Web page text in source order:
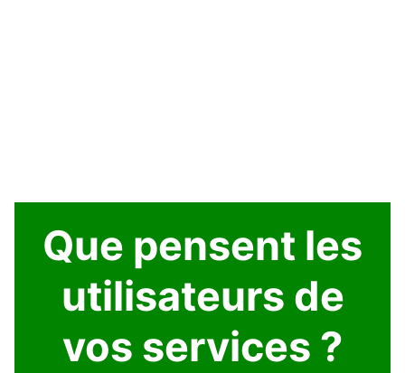
Que pensent les
utilisateurs de
vos services ?